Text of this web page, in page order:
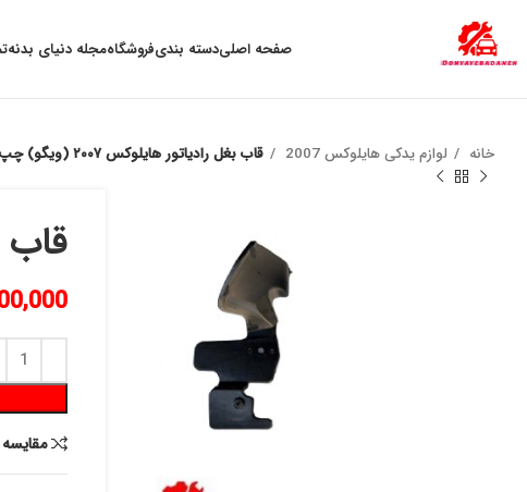
صفحه اصلیدسته بندیفروشگاهمجله دنیای بدنه
خانه لوازم یدکی هایلوکس 2007 قاب بغل رادياتور هايلوكس ٢٠٠٧ (ويگو) چپ
قاب
مقايسه
به علت نوسان ارز ، لطفا قبل از خرید تماس بگیرید.